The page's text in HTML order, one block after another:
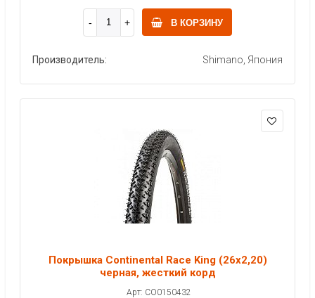
В КОРЗИНУ
Производитель: Shimano, Япония
Покрышка Continental Race King (26x2,20)
черная, жесткий корд
Арт: CO0150432